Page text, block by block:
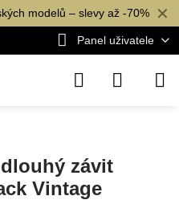
✕
modelů – slevy až -70%
Panel uživatele
závit
Vintage